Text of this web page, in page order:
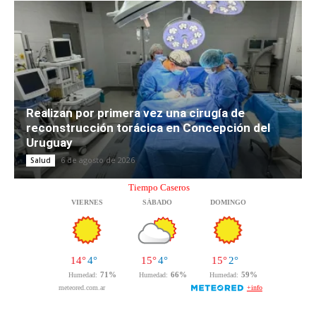
Realizan por primera vez una cirugía de
reconstrucción torácica en Concepción del
Uruguay
Salud 6 de agosto de 2026